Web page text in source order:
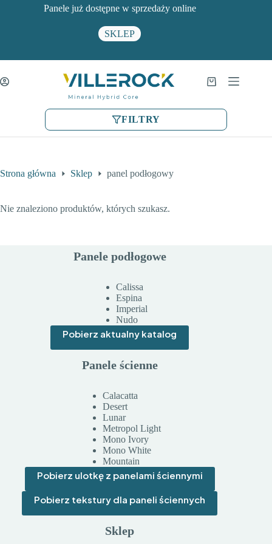
Panele już dostępne w sprzedaży online
SKLEP
Koszyk
FILTRY
Strona główna Sklep panel podłogowy
Nie znaleziono produktów, których szukasz.
Panele podłogowe
Calissa
Espina
Imperial
Nudo
Pobierz aktualny katalog
Panele ścienne
Calacatta
Desert
Lunar
Metropol Light
Mono Ivory
Mono White
Mountain
Pobierz ulotkę z panelami ściennymi
Pobierz tekstury dla paneli ściennych
Sklep